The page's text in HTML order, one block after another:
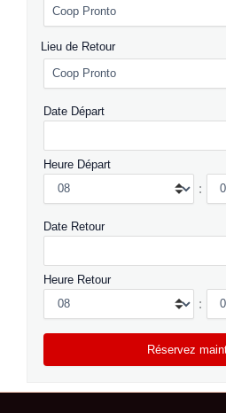
Lieu de Retour
Date Départ
Heure Départ
:
Date Retour
Heure Retour
: